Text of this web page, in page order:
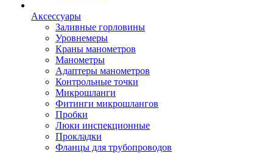
Аксессуары
Заливные горловины
Уровнемеры
Краны манометров
Манометры
Адаптеры манометров
Контрольные точки
Микрошланги
Фитинги микрошлангов
Пробки
Люки инспекционные
Прокладки
Фланцы для трубопроводов